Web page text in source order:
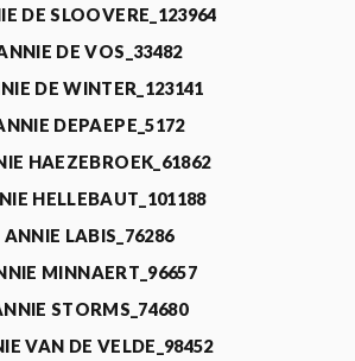
DE SLOOVERE_123964
DE VOS_33482
DE WINTER_123141
DEPAEPE_5172
HAEZEBROEK_61862
HELLEBAUT_101188
ANNIE LABIS_76286
MINNAERT_96657
STORMS_74680
VAN DE VELDE_98452